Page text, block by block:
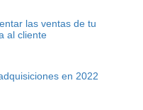
las ventas de tu
al cliente
en 2022